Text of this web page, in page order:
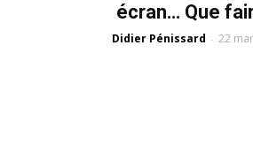
écran… Que
Didier Pénissard - 22